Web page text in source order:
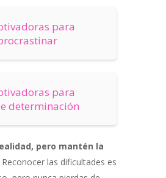
para
para
determinación
pero mantén la
Reconocer las dificultades es